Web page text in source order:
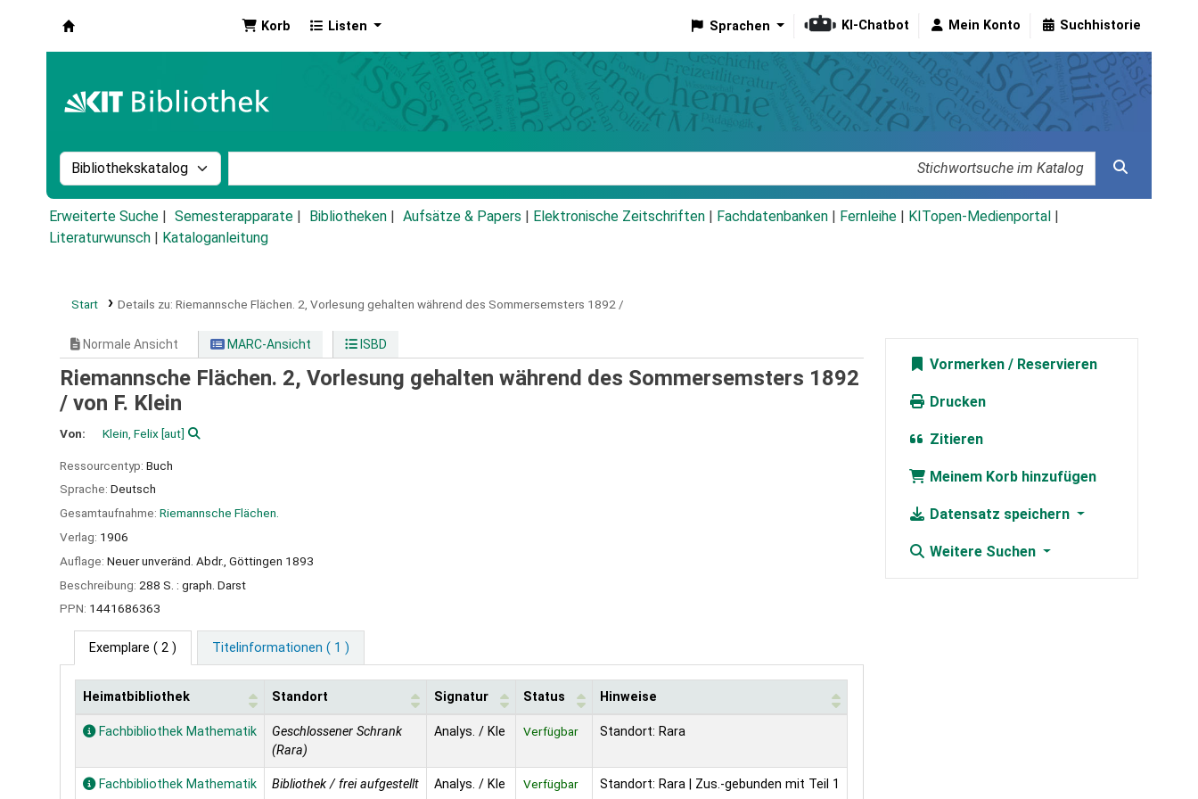
Korb Listen Sprachen KI-Chatbot Mein Konto Suchhistorie
Suche im Katalog nach:
Erweiterte Suche Semesterapparate Bibliotheken Aufsätze & Papers Elektronische Zeitschriften Fachdatenbanken Fernleihe KITopen-Medienportal
Literaturwunsch
Kataloganleitung
Start Details zu: Riemannsche Flächen. 2, Vorlesung gehalten während des Sommersemsters 1892 /
Normale Ansicht MARC-Ansicht ISBD
Riemannsche Flächen. 2, Vorlesung gehalten während des Sommersemsters 1892
/ von F. Klein
Von: Klein, Felix[aut]
Ressourcentyp: Buch
Sprache: Deutsch
Gesamtaufnahme: Riemannsche Flächen.
Verlag: 1906
Auflage: Neuer unveränd. Abdr., Göttingen 1893
Beschreibung: 288 S. : graph. Darst
PPN: 1441686363
Exemplare ( 2 ) Titelinformationen ( 1 )
Exemplare
Heimatbibliothek Standort Signatur Status Hinweise
Fachbibliothek Mathematik
Geschlossener Schrank
(Rara)
Analys. / Kle Verfügbar Standort: Rara
Fachbibliothek Mathematik Bibliothek / frei aufgestellt Analys. / Kle Verfügbar Standort: Rara | Zus.-gebunden mit Teil 1
Vormerken
Drucken
Zitieren
Meinem Korb hinzufügen
Datensatz speichern
Weitere Suchen